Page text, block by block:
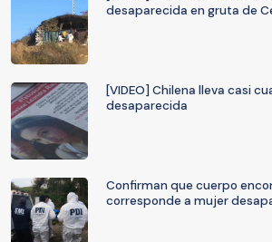
desaparecida en gruta de
[VIDEO] Chilena lleva casi
desaparecida
Confirman que cuerpo
corresponde a mujer